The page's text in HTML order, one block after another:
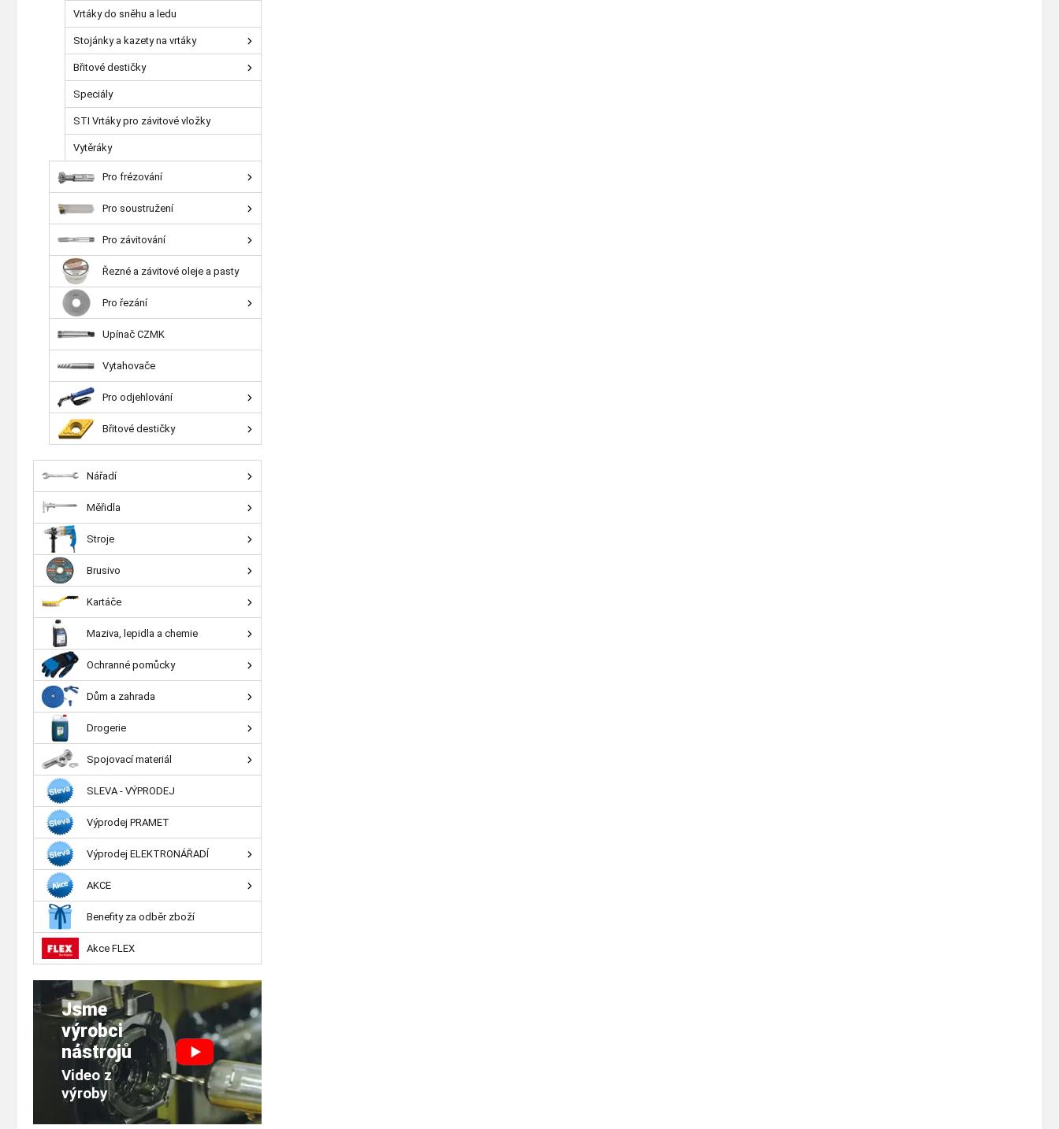
Vrtáky do sněhu a ledu
Stojánky a kazety na vrtáky
Břitové destičky
Speciály
STI Vrtáky pro závitové vložky
Vytěráky
Pro frézování
Pro soustružení
Pro závitování
Řezné a závitové oleje a pasty
Pro řezání
Upínač CZMK
Vytahovače
Pro odjehlování
Břitové destičky
Nářadí
Měřidla
Stroje
Brusivo
Kartáče
Maziva, lepidla a chemie
Ochranné pomůcky
Dům a zahrada
Drogerie
Spojovací materiál
SLEVA - VÝPRODEJ
Výprodej PRAMET
Výprodej ELEKTRONÁŘADÍ
AKCE
Benefity za odběr zboží
Akce FLEX
Jsme
výrobci
nástrojů
Video z
výroby